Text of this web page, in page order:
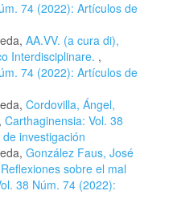
74 (2022): Artículos de
AA.VV. (a cura di),
Interdisciplinare. ,
74 (2022): Artículos de
Cordovilla, Ángel,
, Carthaginensia: Vol. 38
investigación
González Faus, José
sobre el mal
38 Núm. 74 (2022):